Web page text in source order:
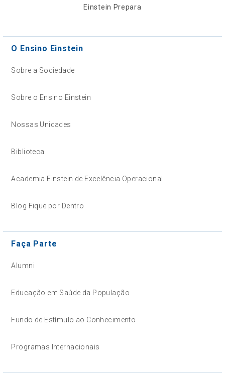
Einstein Prepara
O Ensino Einstein
Sobre a Sociedade
Sobre o Ensino Einstein
Nossas Unidades
Biblioteca
Academia Einstein de Excelência Operacional
Blog Fique por Dentro
Faça Parte
Alumni
Educação em Saúde da População
Fundo de Estímulo ao Conhecimento
Programas Internacionais